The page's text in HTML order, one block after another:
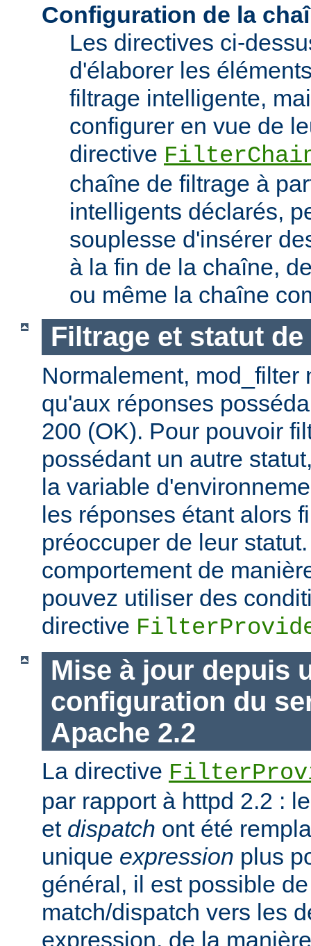
Configuration de la
Les directives ci-
d'élaborer les
filtrage intelligente,
configurer en vue de
directive
chaîne de filtrage à
intelligents déclarés,
souplesse d'insérer
à la fin de la chaîne,
ou même la chaîne
Filtrage et statut
Normalement, mod_filter
qu'aux réponses
200 (OK). Pour pouvoir
possédant un autre
la variable
les réponses étant alors
préoccuper de leur
comportement de
pouvez utiliser des
directive
Mise à jour depuis
configuration du
Apache 2.2
La directive
par rapport à httpd 2.2 :
et dispatch ont été
unique expression plus
général, il est possible
match/dispatch vers les
expression, de la